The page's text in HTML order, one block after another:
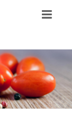
Toggle